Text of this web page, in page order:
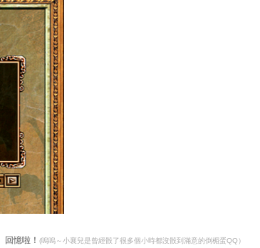
憶啦！ (嗚嗚～小襄兒是曾經骰了很多個小時都沒骰到滿意的倒楣蛋QQ）